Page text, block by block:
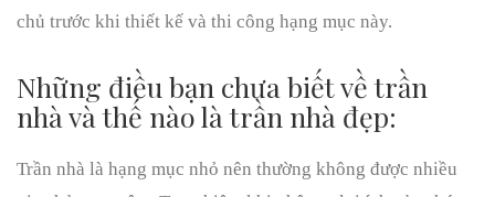
chủ trước khi thiết kế và thi công hạng mục này.
Những điều bạn chưa biết về trần
nhà và thế nào là trần nhà đẹp:
Trần nhà là hạng mục nhỏ nên thường không được nhiều